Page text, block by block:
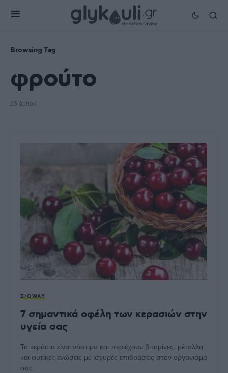
Browsing Tag
φρούτο
25 άρθρα
BIOWAY
7 σημαντικά οφέλη των κερασιών στην
υγεία σας
Τα κεράσια είναι νόστιμα και περιέχουν βιταμίνες, μέταλλα
και φυτικές ενώσεις με ισχυρές επιδράσεις στον οργανισμό
σας.